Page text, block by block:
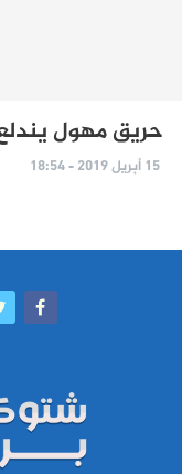
حريق مهول
15 أبريل 2019 - 18:54